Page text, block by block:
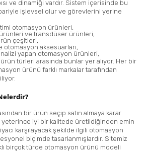
ve dinamiği vardır. Sistem içerisinde bu
işlevsel olur ve görevlerini yerine
otomasyon ürünleri,
ve transdüser ürünleri,
çeşitleri,
otomasyon aksesuarları,
yapan otomasyon ürünleri,
türleri arasında bunlar yer alıyor. Her bir
ürünü farklı markalar tarafından
bir ürün seçip satın almaya karar
iyi bir kalitede üretildiğinden emin
karşılayacak şekilde ilgili otomasyon
biçimde tasarlanmışlardır. Sitemiz
birçok türde otomasyon ürünü modeli